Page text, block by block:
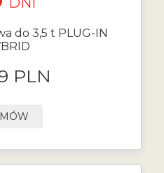
do 3,5 t PLUG-IN
PLN